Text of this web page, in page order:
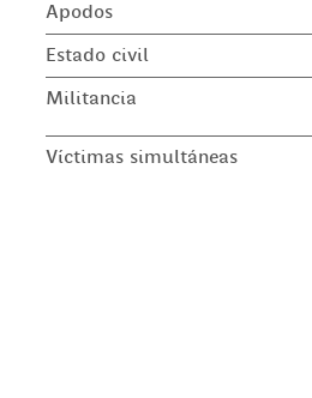
Apodos
Estado civil
Militancia
Víctimas simultáneas